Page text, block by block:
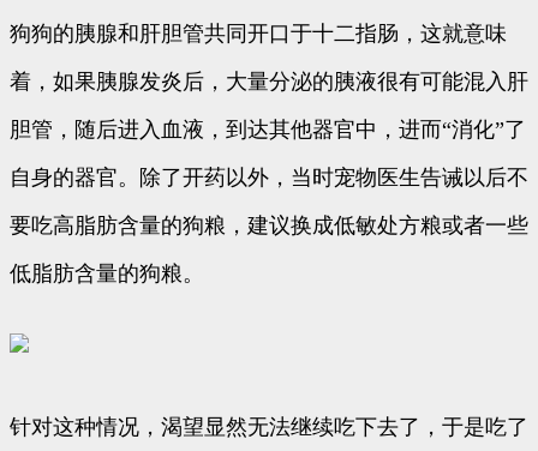
狗狗的胰腺和肝胆管共同开口于十二指肠，这就意味
着，如果胰腺发炎后，大量分泌的胰液很有可能混入肝
胆管，随后进入血液，到达其他器官中，进而“消化”了
自身的器官。除了开药以外，当时宠物医生告诫以后不
要吃高脂肪含量的狗粮，建议换成低敏处方粮或者一些
低脂肪含量的狗粮。
针对这种情况，渴望显然无法继续吃下去了，于是吃了